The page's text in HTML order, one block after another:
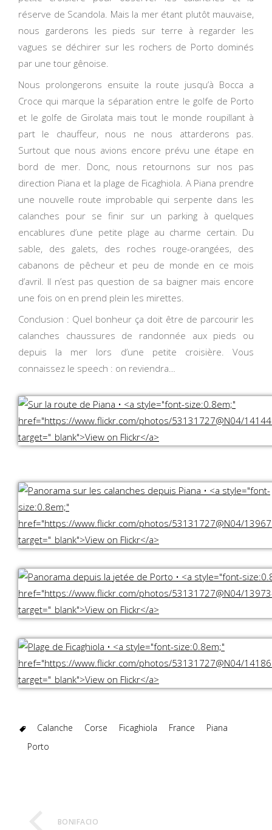
réserve de Scandola. Mais la mer étant plutôt mauvaise,
nous garderons les pieds sur terre à regarder les
vagues se déchirer sur les rochers de Porto dominés
par une tour gênoise.
Nous prolongerons ensuite la route jusqu’à Bocca a
Croce qui marque la séparation entre le golfe de Porto
et le golfe de Girolata mais tout le monde roupillant à
part le chauffeur, nous ne nous attarderons pas.
Surtout que nous avions encore prévu une étape en
bord de mer. Donc, nous retournons sur nos pas
direction Piana et la plage de Ficaghiola. A Piana prendre
une nouvelle route improbable qui serpente dans les
calanches pour se finir sur un parking à quelques
encablures d’une petite plage au charme certain. Du
sable, des galets, des roches rouge-orangées, des
cabanons de pêcheur et peu de monde en ce mois
d’avril. Il n’est pas question de sa baigner mais encore
une fois on en prend plein les mirettes.
Conclusion : Quel bonheur ça doit être de parcourir les
calanches chaussures de randonnée aux pieds ou
depuis la mer lors d’une petite croisière. Vous
connaissez le speech : on reviendra…
Calanche Corse Ficaghiola France
Piana
Porto
BONIFACIO